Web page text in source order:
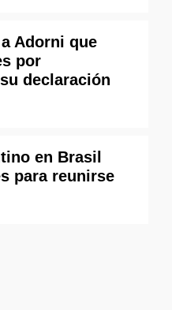
Adorni que
por
declaración
en Brasil
para reunirse